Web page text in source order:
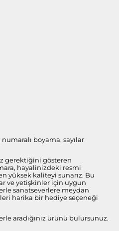
numaralı boyama, sayılar
gerektiğini gösteren
hayalinizdeki resmi
yüksek kaliteyi sunarız. Bu
ve yetişkinler için uygun
sanatseverlere meydan
harika bir hediye seçeneği
aradığınız ürünü bulursunuz.